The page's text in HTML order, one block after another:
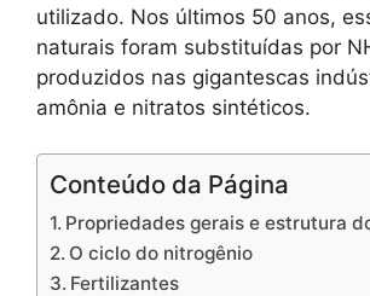
utilizado. Nos últimos 50 anos,
naturais foram substituídas por
produzidos nas gigantescas
amônia e nitratos sintéticos.
Conteúdo da Página
Propriedades gerais e estrutura
O ciclo do nitrogênio
Fertilizantes